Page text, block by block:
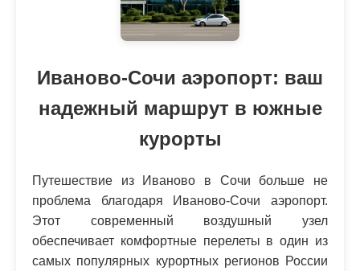
Иваново-Сочи аэропорт: ваш
надежный маршрут в южные
курорты
Путешествие из Иваново в Сочи больше не
проблема благодаря Иваново-Сочи аэропорт.
Этот современный воздушный узел
обеспечивает комфортные перелеты в один из
самых популярных курортных регионов России